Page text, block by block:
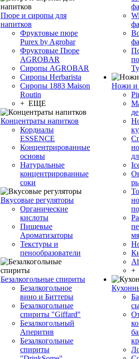
Пюре и сиропы для
напитков
Фруктовые пюре
Purex by Agrobar
Фруктовые Пюре
AGROBAR
Сиропы AGROBAR
Сиропы Herbarista
Сиропы 1883 Maison
Routin
+ ЕЩЕ
Концентраты напитков
Кордиалы
ESSENCE
Концентрированные
основы
Натуральные
концентрированные
соки
Вкусовые регуляторы
Органические
кислоты
Пищевые
Ароматизаторы
Текстуры и
пенообразователи
Безалкогольные спириты
Безалкогольное
вино и Биттеры
Безалкогольные
спириты "Giffard"
Безалкогольный
Аперитив
Безалкогольные
спириты
Ножи и
+